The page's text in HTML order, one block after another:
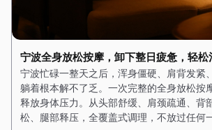
宁波全身放松按摩，卸下整日疲惫，轻松
宁波忙碌一整天之后，浑身僵硬、肩背发紧
躺着根本解不了乏。一次完整的全身放松按
释放身体压力。从头部舒缓、肩颈疏通、背
松、腿部释压，全覆盖式调理，不放过任何